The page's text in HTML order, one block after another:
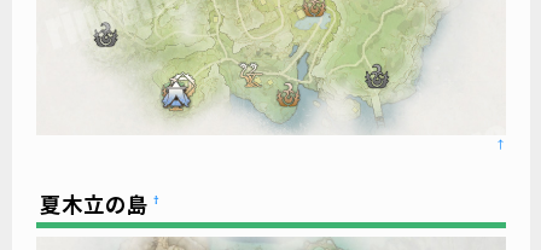
↑
夏木立の島 †